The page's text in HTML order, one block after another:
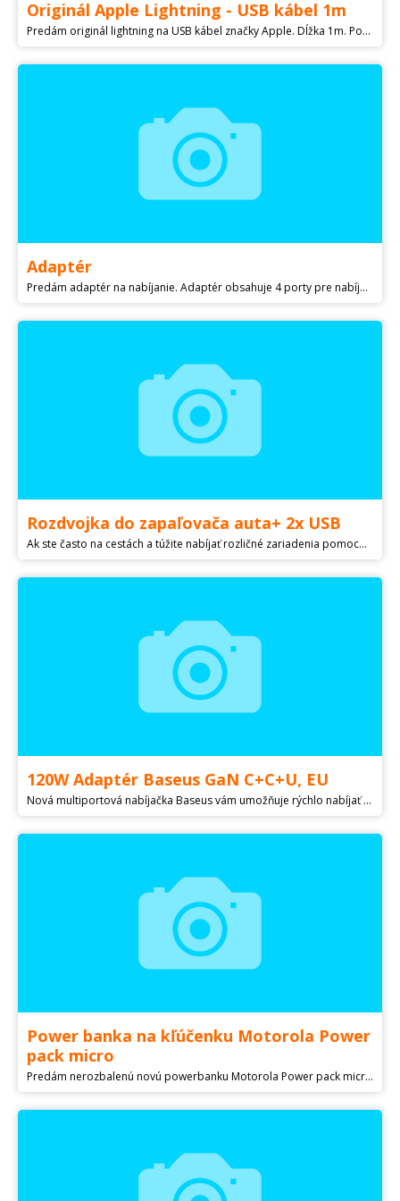
Originál Apple Lightning - USB kábel 1m
Predám originál lightning na USB kábel značky Apple. Dĺžka 1m. Používaný. Osobný odber v BA. Pošlem aj na dobierku
Adaptér
Predám adaptér na nabíjanie. Adaptér obsahuje 4 porty pre nabíjacie káble. 3x USB 1x USB-C Cena 10€.- Najrýchlejšie odpisujem cez iMessage. Kliknite na moje meno a pozrite moje všetky inzeráty. Pošta po dohode možná.
Rozdvojka do zapaľovača auta+ 2x USB
Ak ste často na cestách a túžite nabíjať rozličné zariadenia pomocou elektrickej energie vytváranej autobatériou, iste sa bude hodiť rozbočovač určený do automobilového zapaľovača. S jeho pomocou budete mať k dispozícii dvojicu 12 V výstupov na svoj mobil, tablet či navigáciu budete môcť nabíjať prostredníctvom takisto prítomného portu typu USB. Jednoducho ideálny adaptér v situáciách, kedy vás čakajú dlhé jazdy s rodinou. -------------------------------------------------------------------------------- Viac na: /rozdvojka-do-zapalovaca-auta-2x-usb EXTRA Limitovaný výpredaj! Cena po zadaní zľavového kupónu: EXTRA je 7,20 €
120W Adaptér Baseus GaN C+C+U, EU
Nová multiportová nabíjačka Baseus vám umožňuje rýchlo nabíjať niekoľko zariadení naraz. Použitie polovodičov tretej generácie Gan a SiC. 120 W výkon a široká kompatibilita umožňujú nabíjanie alebo pripojenie až 3 zariadení súčasne. -------------------------------------------------------------------------------- Viac na: /120w-adapter-baseus-gan-c-c-u-eu EXTRA Limitovaný výpredaj! Cena po zadaní zľavového kupónu: EXTRA je 55,20 € + Darček a doprava zadarmo
Power banka na kľúčenku Motorola Power
pack micro
Predám nerozbalenú novú powerbanku Motorola Power pack micro 1500mAh - externá batéria pre rôzne smartfóny. Malá kompaktná, na zavesenie na kľúče.